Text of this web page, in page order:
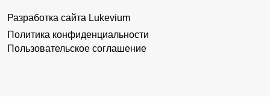
Разработка сайта Lukevium
Политика конфиденциальности
Пользовательское соглашение